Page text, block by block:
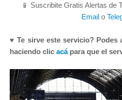
📱 Suscribite Gratis Alertas de
Emailo
♥ Te sirve este servicio? Podes
haciendo clic acápara que el